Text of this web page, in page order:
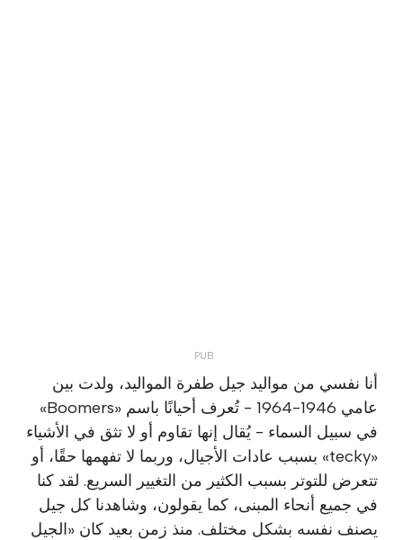
أنا نفسي من مواليد جيل طفرة المواليد، ولدت بين
عامي 1946-1964 - تُعرف أحيانًا باسم «Boomers»
في سبيل السماء - يُقال إنها تقاوم أو لا تثق في الأشياء
«tecky» بسبب عادات الأجيال، وربما لا تفهمها حقًا، أو
تتعرض للتوتر بسبب الكثير من التغيير السريع. لقد كنا
في جميع أنحاء المبنى، كما يقولون، وشاهدنا كل جيل
يصنف نفسه بشكل مختلف. منذ زمن بعيد كان «الجيل